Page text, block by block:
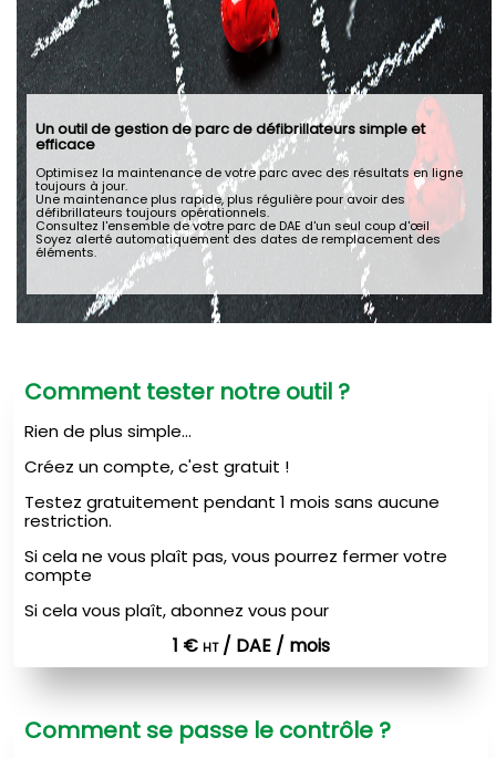
Un outil de gestion de parc de défibrillateurs simple et
efficace
Optimisez la maintenance de votre parc avec des résultats en ligne
toujours à jour.
Une maintenance plus rapide, plus régulière pour avoir des
défibrillateurs toujours opérationnels.
Consultez l'ensemble de votre parc de DAE d'un seul coup d'œil
Soyez alerté automatiquement des dates de remplacement des
éléments.
Comment tester notre outil ?
Rien de plus simple...
Créez un compte, c'est gratuit !
Testez gratuitement pendant 1 mois sans aucune
restriction.
Si cela ne vous plaît pas, vous pourrez fermer votre
compte
Si cela vous plaît, abonnez vous pour
1 € HT/ DAE / mois
Comment se passe le contrôle ?